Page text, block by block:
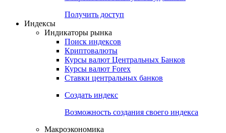
Получить доступ
Индексы
Индикаторы рынка
Поиск индексов
Криптовалюты
Курсы валют Центральных Банков
Курсы валют Forex
Ставки центральных банков
Создать индекс
Возможность создания своего индекса
Макроэкономика